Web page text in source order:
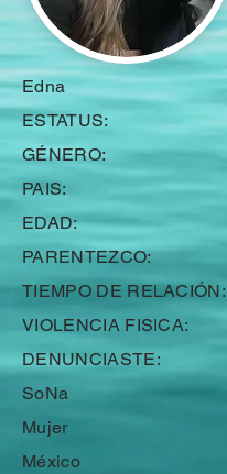
Edna
ESTATUS:
GÉNERO:
PAIS:
EDAD:
PARENTEZCO:
TIEMPO DE RELACIÓN:
VIOLENCIA FISICA:
DENUNCIASTE:
SoNa
Mujer
México